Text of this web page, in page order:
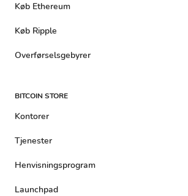
Køb Ethereum
Køb Ripple
Overførselsgebyrer
BITCOIN STORE
Kontorer
Tjenester
Henvisningsprogram
Launchpad